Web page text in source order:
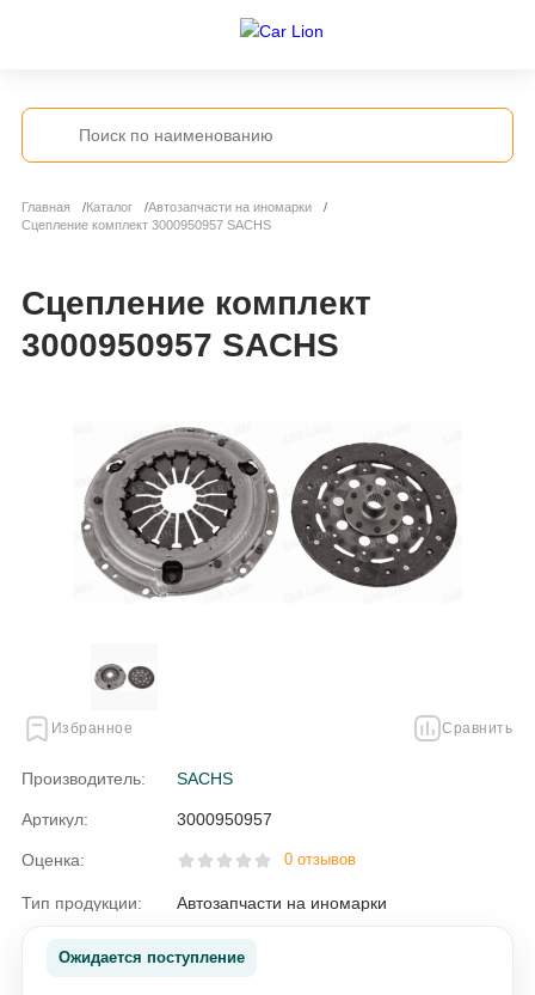
Главная Каталог
Автозапчасти на иномарки
Сцепление комплект 3000950957 SACHS
Сцепление комплект
3000950957 SACHS
Избранное Сравнить
Производитель: SACHS
Артикул: 3000950957
Оценка: 0 отзывов
Тип продукции: Автозапчасти на иномарки
Ожидается поступление